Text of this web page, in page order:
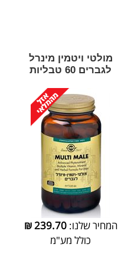
מולטי ויטמין מינרל
לגברים 60 טבליות
המחיר שלנו:239.70
₪
כולל מע"מ